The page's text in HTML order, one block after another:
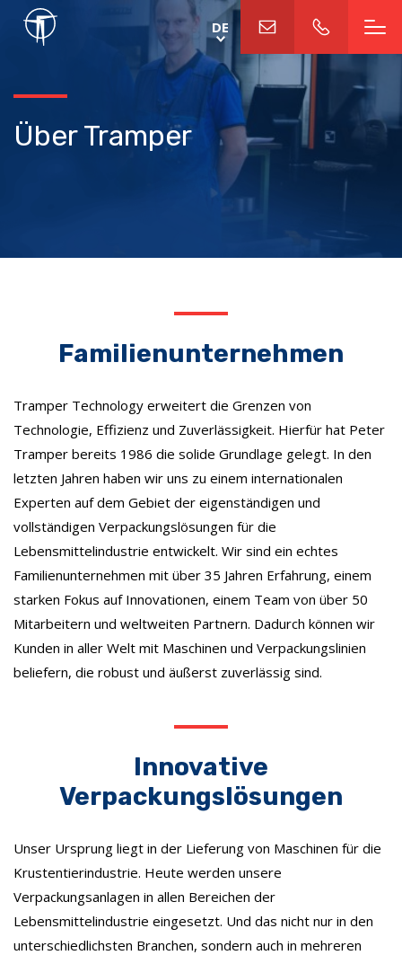
Direkt
DE
Über Tramper
Familienunternehmen
Tramper Technology erweitert die Grenzen von
Technologie, Effizienz und Zuverlässigkeit. Hierfür hat Peter
Tramper bereits 1986 die solide Grundlage gelegt. In den
letzten Jahren haben wir uns zu einem internationalen
Experten auf dem Gebiet der eigenständigen und
vollständigen Verpackungslösungen für die
Lebensmittelindustrie entwickelt. Wir sind ein echtes
Familienunternehmen mit über 35 Jahren Erfahrung, einem
starken Fokus auf Innovationen, einem Team von über 50
Mitarbeitern und weltweiten Partnern. Dadurch können wir
Kunden in aller Welt mit Maschinen und Verpackungslinien
beliefern, die robust und äußerst zuverlässig sind.
Innovative
Verpackungslösungen
Unser Ursprung liegt in der Lieferung von Maschinen für die
Krustentierindustrie. Heute werden unsere
Verpackungsanlagen in allen Bereichen der
Lebensmittelindustrie eingesetzt. Und das nicht nur in den
unterschiedlichsten Branchen, sondern auch in mehreren